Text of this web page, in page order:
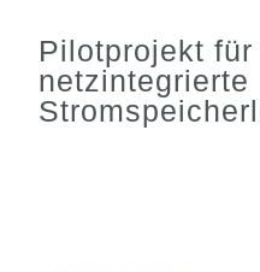
Pilotprojekt für
netzintegrierte